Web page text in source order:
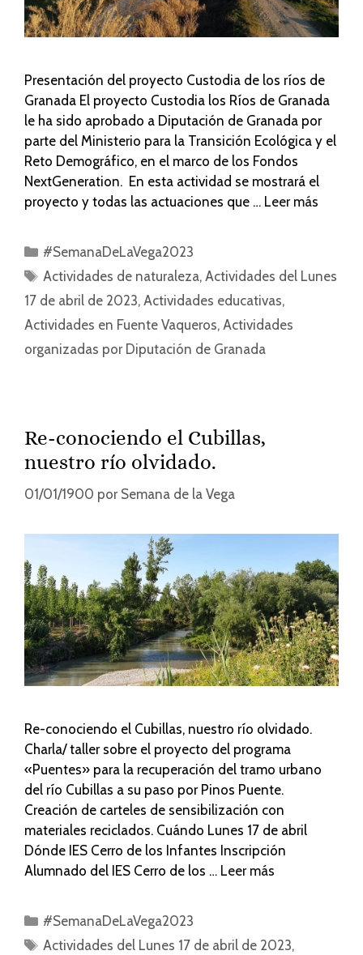
Presentación del proyecto Custodia de los ríos de
Granada El proyecto Custodia los Ríos de Granada
le ha sido aprobado a Diputación de Granada por
parte del Ministerio para la Transición Ecológica y el
Reto Demográfico, en el marco de los Fondos
NextGeneration. En esta actividad se mostrará el
proyecto y todas las actuaciones que … Leer más
#SemanaDeLaVega2023
Actividades de naturaleza,Actividades del Lunes
17 de abril de 2023, Actividades educativas,
Actividades en Fuente Vaqueros, Actividades
organizadas por Diputación de Granada
Re-conociendo el Cubillas,
nuestro río olvidado.
01/01/1900 por Semana de la Vega
Re-conociendo el Cubillas, nuestro río olvidado.
Charla/ taller sobre el proyecto del programa
«Puentes» para la recuperación del tramo urbano
del río Cubillas a su paso por Pinos Puente.
Creación de carteles de sensibilización con
materiales reciclados. Cuándo Lunes 17 de abril
Dónde IES Cerro de los Infantes Inscripción
Alumnado del IES Cerro de los … Leer más
#SemanaDeLaVega2023
Actividades del Lunes 17 de abril de 2023,